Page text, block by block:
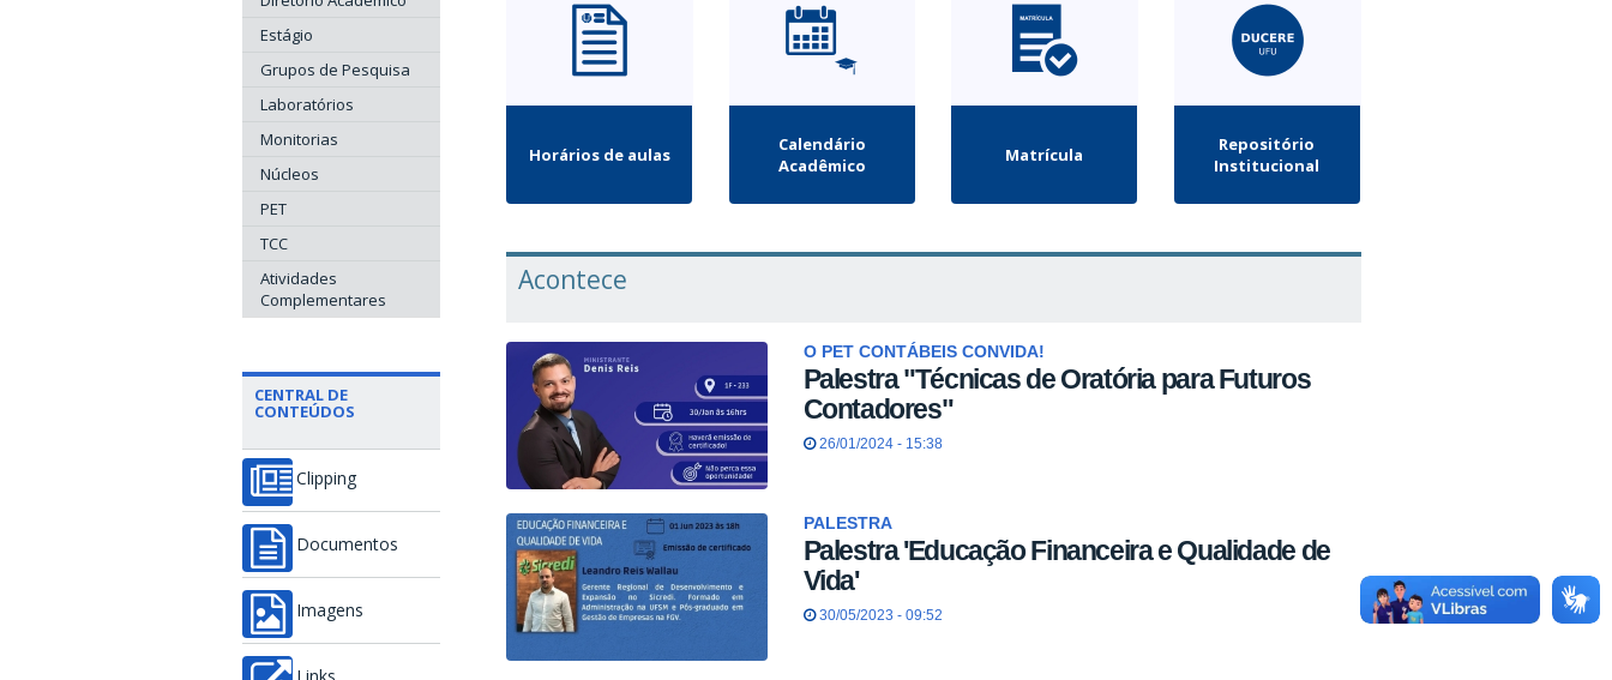
Estágio
Grupos de Pesquisa
Laboratórios
Monitorias
Núcleos
PET
TCC
Atividades
Complementares
CENTRAL DE
CONTEÚDOS
Clipping
Documentos
Imagens
Links
Horários de aulas
Calendário
Acadêmico
Matrícula
Repositório
Institucional
Acontece
O PET CONTÁBEIS CONVIDA!
Palestra "Técnicas de Oratória para Futuros
Contadores"
26/01/2024 - 15:38
PALESTRA
Palestra 'Educação Financeira e Qualidade de
Vida'
30/05/2023 - 09:52